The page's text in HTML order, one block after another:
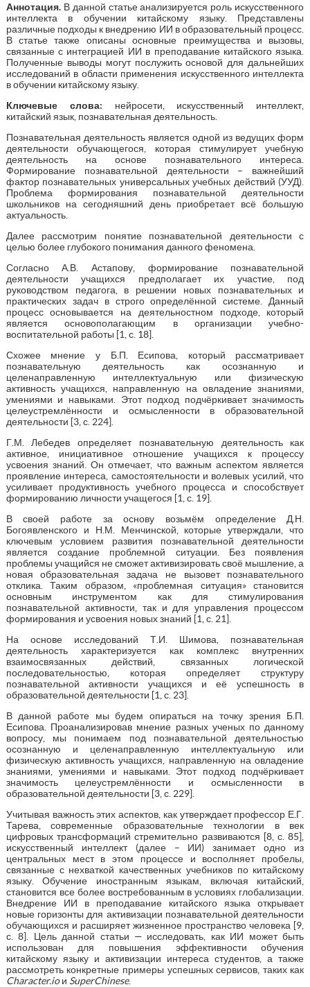
Аннотация.В данной статье анализируется роль искусственного
интеллекта в обучении китайскому языку. Представлены
различные подходы к внедрению ИИ в образовательный процесс.
В статье также описаны основные преимущества и вызовы,
связанные с интеграцией ИИ в преподавание китайского языка.
Полученные выводы могут послужить основой для дальнейших
исследований в области применения искусственного интеллекта
в обучении китайскому языку.
Ключевые слова: нейросети, искусственный интеллект,
китайский язык, познавательная деятельность.
Познавательная деятельность является одной из ведущих форм
деятельности обучающегося, которая стимулирует учебную
деятельность на основе познавательного интереса.
Формирование познавательной деятельности – важнейший
фактор познавательных универсальных учебных действий (УУД).
Проблема формирования познавательной деятельности
школьников на сегодняшний день приобретает всё большую
актуальность.
Далее рассмотрим понятие познавательной деятельности с
целью более глубокого понимания данного феномена.
Согласно А.В. Астапову, формирование познавательной
деятельности учащихся предполагает их участие, под
руководством педагога, в решении новых познавательных и
практических задач в строго определённой системе. Данный
процесс основывается на деятельностном подходе, который
является основополагающим в организации учебно-
воспитательной работы [1, с. 18].
Схожее мнение у Б.П. Есипова, который рассматривает
познавательную деятельность как осознанную и
целенаправленную интеллектуальную или физическую
активность учащихся, направленную на овладение знаниями,
умениями и навыками. Этот подход подчёркивает значимость
целеустремлённости и осмысленности в образовательной
деятельности [3, с. 224].
Г.М. Лебедев определяет познавательную деятельность как
активное, инициативное отношение учащихся к процессу
усвоения знаний. Он отмечает, что важным аспектом является
проявление интереса, самостоятельности и волевых усилий, что
усиливает продуктивность учебного процесса и способствует
формированию личности учащегося [1, с. 19].
В своей работе за основу возьмём определение Д.Н.
Богоявленского и Н.М. Менчинской, которые утверждали, что
ключевым условием развития познавательной деятельности
является создание проблемной ситуации. Без появления
проблемы учащийся не сможет активизировать своё мышление, а
новая образовательная задача не вызовет познавательного
отклика. Таким образом, «проблемная ситуация» становится
основным инструментом как для стимулирования
познавательной активности, так и для управления процессом
формирования и усвоения новых знаний [1, с. 21].
На основе исследований Т.И. Шимова, познавательная
деятельность характеризуется как комплекс внутренних
взаимосвязанных действий, связанных логической
последовательностью, которая определяет структуру
познавательной активности учащихся и её успешность в
образовательной деятельности [1, с. 23].
В данной работе мы будем опираться на точку зрения Б.П.
Есипова. Проанализировав мнение разных ученых по данному
вопросу, мы понимаем под познавательной деятельностью
осознанную и целенаправленную интеллектуальную или
физическую активность учащихся, направленную на овладение
знаниями, умениями и навыками. Этот подход подчёркивает
значимость целеустремлённости и осмысленности в
образовательной деятельности [3, с. 229].
Учитывая важность этих аспектов, как утверждает профессор Е.Г.
Тарева, современные образовательные технологии в век
цифровых трансформаций стремительно развиваются [8, с. 85],
искусственный интеллект (далее – ИИ) занимает одно из
центральных мест в этом процессе и восполняет пробелы,
связанные с нехваткой качественных учебников по китайскому
языку. Обучение иностранным языкам, включая китайский,
становится все более востребованным в условиях глобализации.
Внедрение ИИ в преподавание китайского языка открывает
новые горизонты для активизации познавательной деятельности
обучающихся и расширяет жизненное пространство человека [9,
с. 8]. Цель данной статьи — исследовать, как ИИ может быть
использован для повышения эффективности обучения
китайскому языку и активизации интереса студентов, а также
рассмотреть конкретные примеры успешных сервисов, таких как
Character.ioи SuperChinese.